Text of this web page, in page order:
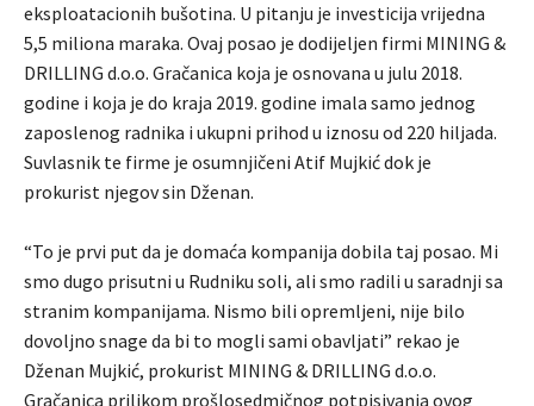
eksploatacionih bušotina. U pitanju je investicija vrijedna
5,5 miliona maraka. Ovaj posao je dodijeljen firmi MINING &
DRILLING d.o.o. Gračanica koja je osnovana u julu 2018.
godine i koja je do kraja 2019. godine imala samo jednog
zaposlenog radnika i ukupni prihod u iznosu od 220 hiljada.
Suvlasnik te firme je osumnjičeni Atif Mujkić dok je
prokurist njegov sin Dženan.
“To je prvi put da je domaća kompanija dobila taj posao. Mi
smo dugo prisutni u Rudniku soli, ali smo radili u saradnji sa
stranim kompanijama. Nismo bili opremljeni, nije bilo
dovoljno snage da bi to mogli sami obavljati” rekao je
Dženan Mujkić, prokurist MINING & DRILLING d.o.o.
Gračanica prilikom prošlosedmičnog potpisivanja ovog